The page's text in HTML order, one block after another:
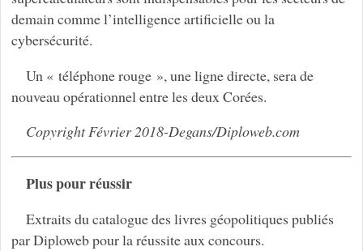
demain comme l’intelligence artificielle ou la
cybersécurité.
Un « téléphone rouge », une ligne directe, sera de
nouveau opérationnel entre les deux Corées.
Copyright Février 2018-Degans/Diploweb.com
Plus pour réussir
Extraits du catalogue des livres géopolitiques publiés
par Diploweb pour la réussite aux concours.